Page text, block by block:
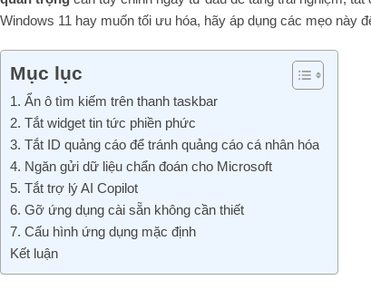
Windows 11 hay muốn tối ưu hóa, hãy áp dụng các mẹo này
Mục lục
1. Ẩn ô tìm kiếm trên thanh taskbar
2. Tắt widget tin tức phiền phức
3. Tắt ID quảng cáo để tránh quảng cáo cá nhân hóa
4. Ngăn gửi dữ liệu chẩn đoán cho Microsoft
5. Tắt trợ lý AI Copilot
6. Gỡ ứng dụng cài sẵn không cần thiết
7. Cấu hình ứng dụng mặc định
Kết luận